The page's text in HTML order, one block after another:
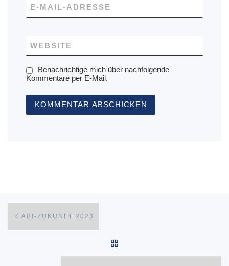
E-MAIL-ADRESSE
WEBSITE
Benachrichtige mich über nachfolgende
Kommentare per E-Mail.
ABI-ZUKUNFT 2023